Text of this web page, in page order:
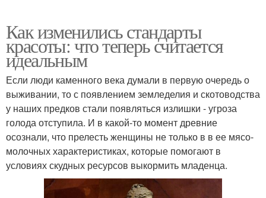
Как изменились стандарты
красоты: что теперь считается
идеальным
Если люди каменного века думали в первую очередь о
выживании, то с появлением земледелия и скотоводства
у наших предков стали появляться излишки - угроза
голода отступила. И в какой-то момент древние
осознали, что прелесть женщины не только в в ее мясо-
молочных характеристиках, которые помогают в
условиях скудных ресурсов выкормить младенца.